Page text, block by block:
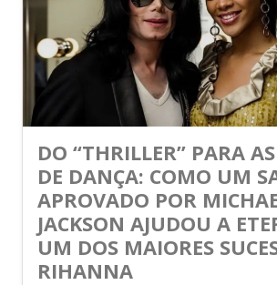
DO “THRILLER” PARA
DE DANÇA: COMO UM
APROVADO POR
JACKSON AJUDOU A
UM DOS MAIORES
RIHANNA